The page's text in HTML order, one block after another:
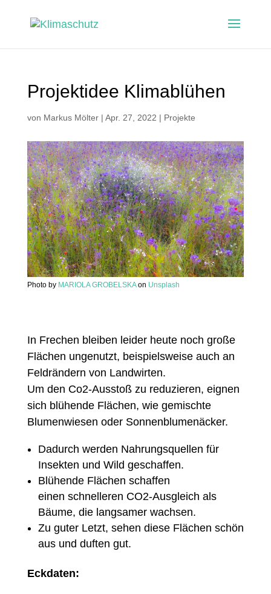
Projektidee Klimablühen
von Markus Mölter| Apr. 27, 2022 | Projekte
Photo by MARIOLA GROBELSKAon Unsplash
In Frechen bleiben leider heute noch große
Flächen ungenutzt, beispielsweise auch an
Feldrändern von Landwirten.
Um den Co2-Ausstoß zu reduzieren, eignen
sich blühende Flächen, wie gemischte
Blumenwiesen oder Sonnenblumenäcker.
Dadurch werden Nahrungsquellen für
Insekten und Wild geschaffen.
Blühende Flächen schaffen
einen schnelleren CO2-Ausgleich als
Bäume, die langsamer wachsen.​
Zu guter Letzt, sehen diese Flächen schön
aus und duften gut.
Eckdaten: